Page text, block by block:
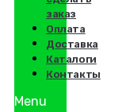
заказ
Оплата
Доставка
Каталоги
Контакты
Menu